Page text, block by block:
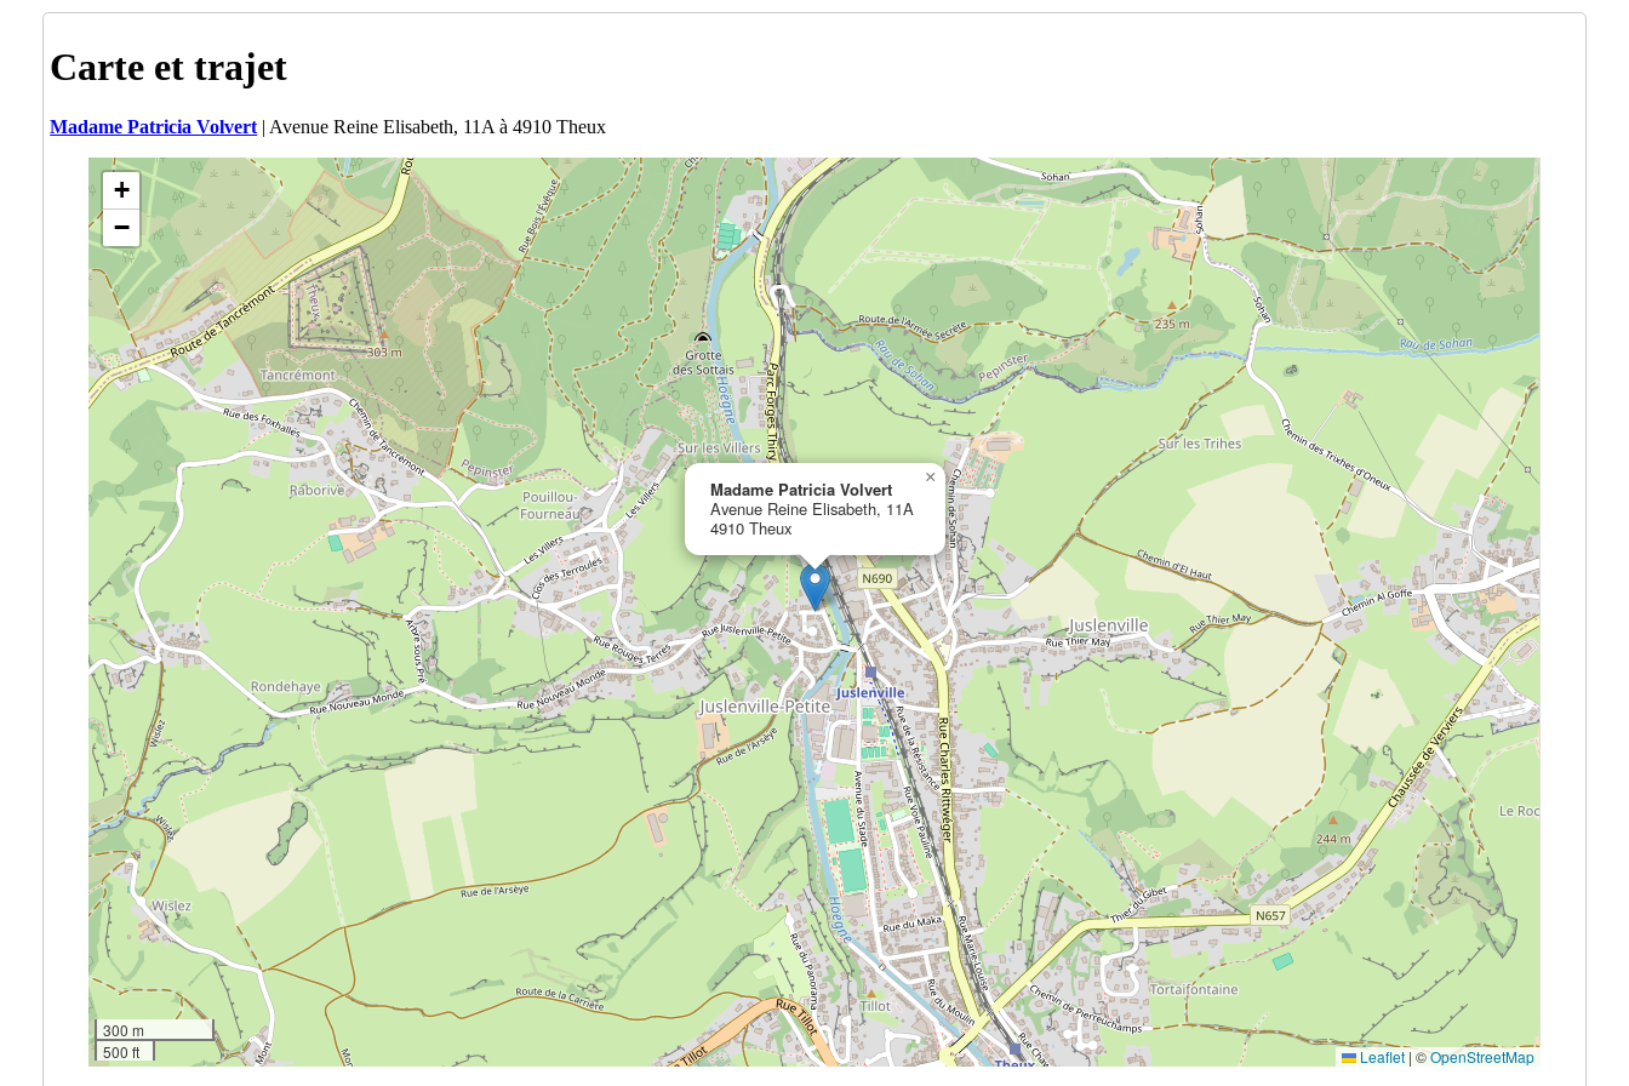
Carte et trajet
Madame Patricia Volvert | Avenue Reine Elisabeth, 11A à 4910 Theux
Madame Patricia Volvert
Avenue Reine Elisabeth, 11A
4910 Theux
×
+
−
300 m
500 ft
Leaflet |©OpenStreetMap